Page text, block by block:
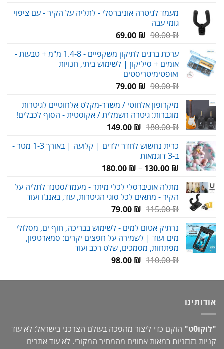
מעמד לגיטרה אוניברסלי - לתליה על הקיר - עם ציפוי
גומי עבה
90.00₪
המחיר
היה:
90.00 ₪.
69.00 ₪
המחיר
הוא:
69.00 ₪.
ערכת ברגים לתיקון משקפיים - 1.4-8 מ"מ + טבעות -
אומים + סיליקון | לשימוש ביתי, חנויות
ואופטימיטריסטים
90.00₪
המחיר
היה:
90.00 ₪.
79.00 ₪
המחיר
הוא:
79.00 ₪.
מיקרופון אלחוטי / משדר-מקלט אלחוטיים לגיטרות
מוגברות: גיטרה חשמלית / אקוסטית - הסוף לכבלים!
180.00₪
המחיר
היה:
180.00 ₪.
149.00 ₪
המחיר
הוא:
כרית נחשוש לחדר ילדים | קלועה | באורך 1-3 מטר -
ב-3 דוגמאות
130.00 ₪
–
180.00 ₪
עד
מתלה אוניברסלי לכלי מיתר - מעמד/סטנד לתליה על
הקיר - מתאים לכל סוגי הגיטרות, עוד, באנג'ו ועוד
115.00₪
המחיר
היה:
115.00 ₪.
79.00 ₪
המחיר
הוא:
79.00 ₪.
נרתיק אטום למים - לשימוש בבריכה, חוף ים, מסלולי
מים ועוד | לשמירה על חפצים יקרים: סמארטפון,
מפתחות, מסמכים, שלט רכב ועוד
110.00₪
המחיר
היה:
98.00 ₪
המחיר
הוא:
אודותינו
"לוקו0ט"
הוקם כדי ליצור מהפכה בעולם הצרכני בישראל: לא עוד
קניות בזבזניות במאות אחוזים מהמחיר המקורי. לא עוד אתרים